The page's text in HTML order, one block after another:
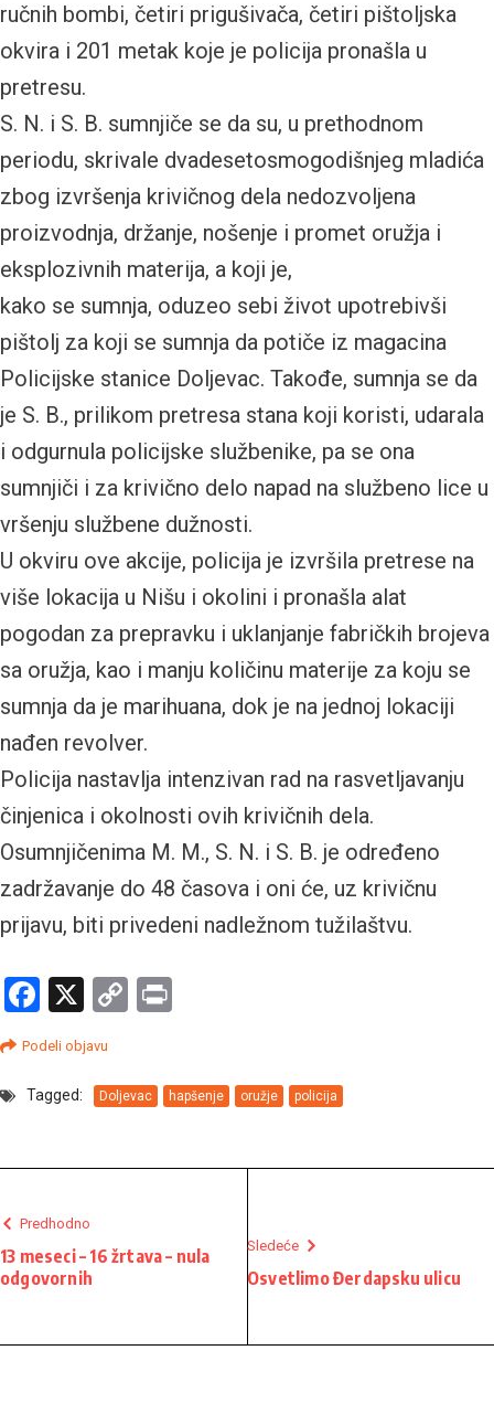
ručnih bombi, četiri prigušivača, četiri pištoljska
okvira i 201 metak koje je policija pronašla u
pretresu.
S. N. i S. B. sumnjiče se da su, u prethodnom
periodu, skrivale dvadesetosmogodišnjeg mladića
zbog izvršenja krivičnog dela nedozvoljena
proizvodnja, držanje, nošenje i promet oružja i
eksplozivnih materija, a koji je,
kako se sumnja, oduzeo sebi život upotrebivši
pištolj za koji se sumnja da potiče iz magacina
Policijske stanice Doljevac. Takođe, sumnja se da
je S. B., prilikom pretresa stana koji koristi, udarala
i odgurnula policijske službenike, pa se ona
sumnjiči i za krivično delo napad na službeno lice u
vršenju službene dužnosti.
U okviru ove akcije, policija je izvršila pretrese na
više lokacija u Nišu i okolini i pronašla alat
pogodan za prepravku i uklanjanje fabričkih brojeva
sa oružja, kao i manju količinu materije za koju se
sumnja da je marihuana, dok je na jednoj lokaciji
nađen revolver.
Policija nastavlja intenzivan rad na rasvetljavanju
činjenica i okolnosti ovih krivičnih dela.
Osumnjičenima M. M., S. N. i S. B. je određeno
zadržavanje do 48 časova i oni će, uz krivičnu
prijavu, biti privedeni nadležnom tužilaštvu.
Facebook
X
Copy
Podeli objavu
Tagged: Doljevac hapšenje oružje policija
Predhodno
13 meseci – 16 žrtava – nula
odgovornih
Sledeće
Osvetlimo Đerdapsku ulicu